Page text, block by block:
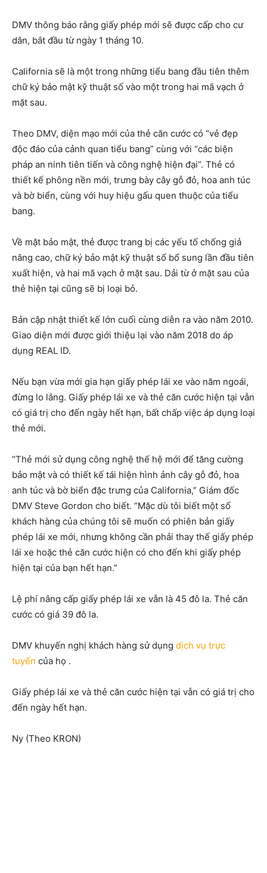
DMV thông báo rằng giấy phép mới sẽ được cấp cho cư
dân, bắt đầu từ ngày 1 tháng 10.
California sẽ là một trong những tiểu bang đầu tiên thêm
chữ ký bảo mật kỹ thuật số vào một trong hai mã vạch ở
mặt sau.
Theo DMV, diện mạo mới của thẻ căn cước có “vẻ đẹp
độc đáo của cảnh quan tiểu bang” cùng với “các biện
pháp an ninh tiên tiến và công nghệ hiện đại”. Thẻ có
thiết kế phông nền mới, trưng bày cây gỗ đỏ, hoa anh túc
và bờ biển, cùng với huy hiệu gấu quen thuộc của tiểu
bang.
Về mặt bảo mật, thẻ được trang bị các yếu tố chống giả
nâng cao, chữ ký bảo mật kỹ thuật số bổ sung lần đầu tiên
xuất hiện, và hai mã vạch ở mặt sau. Dải từ ở mặt sau của
thẻ hiện tại cũng sẽ bị loại bỏ.
Bản cập nhật thiết kế lớn cuối cùng diễn ra vào năm 2010.
Giao diện mới được giới thiệu lại vào năm 2018 do áp
dụng REAL ID.
Nếu bạn vừa mới gia hạn giấy phép lái xe vào năm ngoái,
đừng lo lắng. Giấy phép lái xe và thẻ căn cước hiện tại vẫn
có giá trị cho đến ngày hết hạn, bất chấp việc áp dụng loại
thẻ mới.
“Thẻ mới sử dụng công nghệ thế hệ mới để tăng cường
bảo mật và có thiết kế tái hiện hình ảnh cây gỗ đỏ, hoa
anh túc và bờ biển đặc trưng của California,” Giám đốc
DMV Steve Gordon cho biết. “Mặc dù tôi biết một số
khách hàng của chúng tôi sẽ muốn có phiên bản giấy
phép lái xe mới, nhưng không cần phải thay thế giấy phép
lái xe hoặc thẻ căn cước hiện có cho đến khi giấy phép
hiện tại của bạn hết hạn.”
Lệ phí nâng cấp giấy phép lái xe vẫn là 45 đô la. Thẻ căn
cước có giá 39 đô la.
DMV khuyến nghị khách hàng sử dụng dịch vụ trực
tuyến của họ .
Giấy phép lái xe và thẻ căn cước hiện tại vẫn có giá trị cho
đến ngày hết hạn.
Ny (Theo KRON)